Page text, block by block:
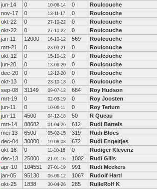
jun-14 0 10-06-14 0 Roulcouche
nov-17 0 13-11-17 0 Roulcouche
okt-22 0 27-10-22 0 Roulcouche
okt-22 0 27-10-22 0 Roulcouche
jan-11 12000 16-10-12 569 Roulcouche
mrt-21 0 23-03-21 0 Roulcouche
okt-12 0 15-10-12 0 Roulcouche
jun-20 0 13-06-20 0 Roulcouche
dec-20 0 12-12-20 0 Roulcouche
okt-13 0 23-10-13 0 Roulcouche
sep-08 31149 09-07-12 684 Roy Hudson
mrt-19 0 02-03-19 0 Roy Joosten
jun-11 0 10-06-11 0 Roy Terium
jun-11 4500 04-12-18 50 R Queau
mrt-14 88682 01-04-26 612 Rudi Bartels
mei-13 6500 05-02-15 319 Rudi Bloes
dec-04 30000 19-08-08 672 Rudi Engeltjes
okt-16 0 11-10-16 0 Rudiger Klevenz
dec-13 25000 21-01-16 1002 Rudi Gilis
apr-10 104551 27-01-19 991 Rudi Meekers
jan-05 95130 06-06-12 1067 Rudolf Hartl
okt-25 1838 30-04-26 285 RulleRolf K